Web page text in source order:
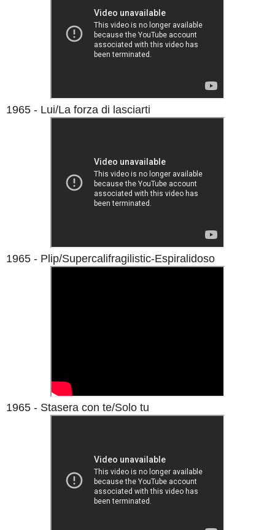
1965 - Lui/La forza di lasciarti
1965 - Plip/Supercalifragilistic-Espiralidoso
1965 - Stasera con te/Solo tu